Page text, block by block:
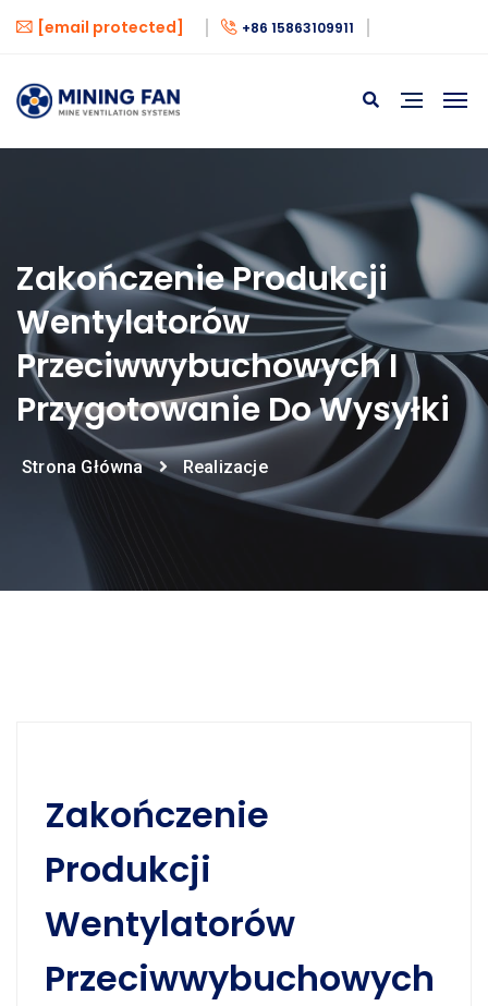
[email protected] +86 15863109911
Zakończenie Produkcji
Wentylatorów
Przeciwwybuchowych I
Przygotowanie Do Wysyłki
Strona Główna Realizacje
Zakończenie
Produkcji
Wentylatorów
Przeciwwybuchowych